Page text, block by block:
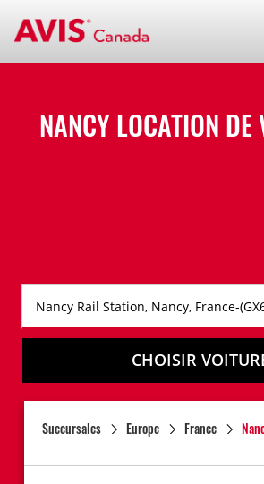
NANCY LOCATION DE
CHOISIR
Succursales Europe France